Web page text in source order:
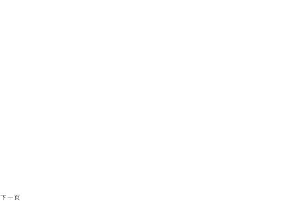
下一页